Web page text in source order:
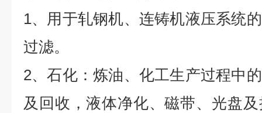
1、用于轧钢机、连铸机液压系统
过滤。
2、石化：炼油、化工生产过程中
及回收，液体净化、磁带、光盘